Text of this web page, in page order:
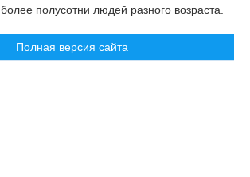
более полусотни людей разного возраста.
Полная версия сайта